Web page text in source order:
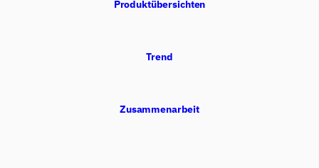
Produktübersichten
Trend
Zusammenarbeit